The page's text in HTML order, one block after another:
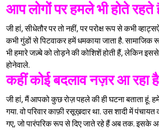
आप लोगों पर हमले भी होते रहते
जी हां, सीधेतौर पर तो नहीं, पर परोक्ष रूप से कभी
कभी गुंडों से पिटवाकर हमें धमकाया जाता है. सामाजिक
भी हमारे जज़्बे को तोड़ने की कोशिशें होती हैं, लेकिन
होनेवाले.
कहीं कोई बदलाव नज़र आ रहा
जी हां, मैं आपको कुछ रोज़ पहले की ही घटना बताता हूं.
गया. वो परिवार काफ़ी रसूख़दार था. उस शादी में पंचायत
गए, जो पारंपरिक रूप से दिए जाते रहे हैं अब तक. इसके